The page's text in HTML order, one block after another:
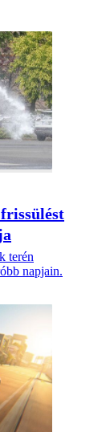
frissülést
terén
napjain.